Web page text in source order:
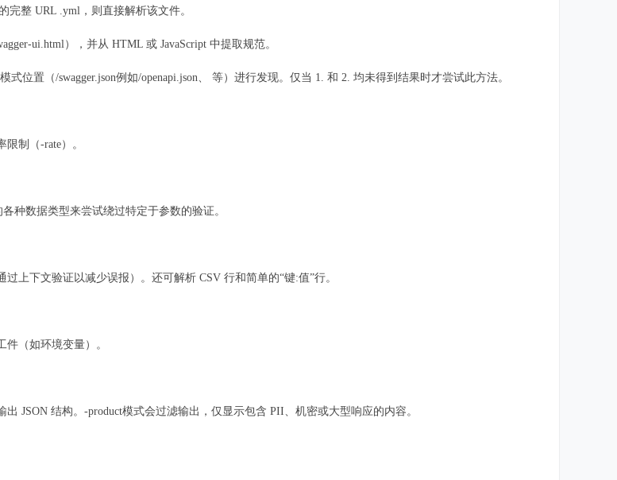
完整 URL .yml，则直接解析该文件。
ui.html），并从 HTML 或 JavaScript 中提取规范。
位置（/swagger.json例如/openapi.json、 等）进行发现。仅当 1. 和 2. 均未得到结果时才尝试此方法。
制（-rate）。
种数据类型来尝试绕过特定于参数的验证。
上下文验证以减少误报）。还可解析 CSV 行和简单的“键:值”行。
（如环境变量）。
JSON 结构。-product模式会过滤输出，仅显示包含 PII、机密或大型响应的内容。